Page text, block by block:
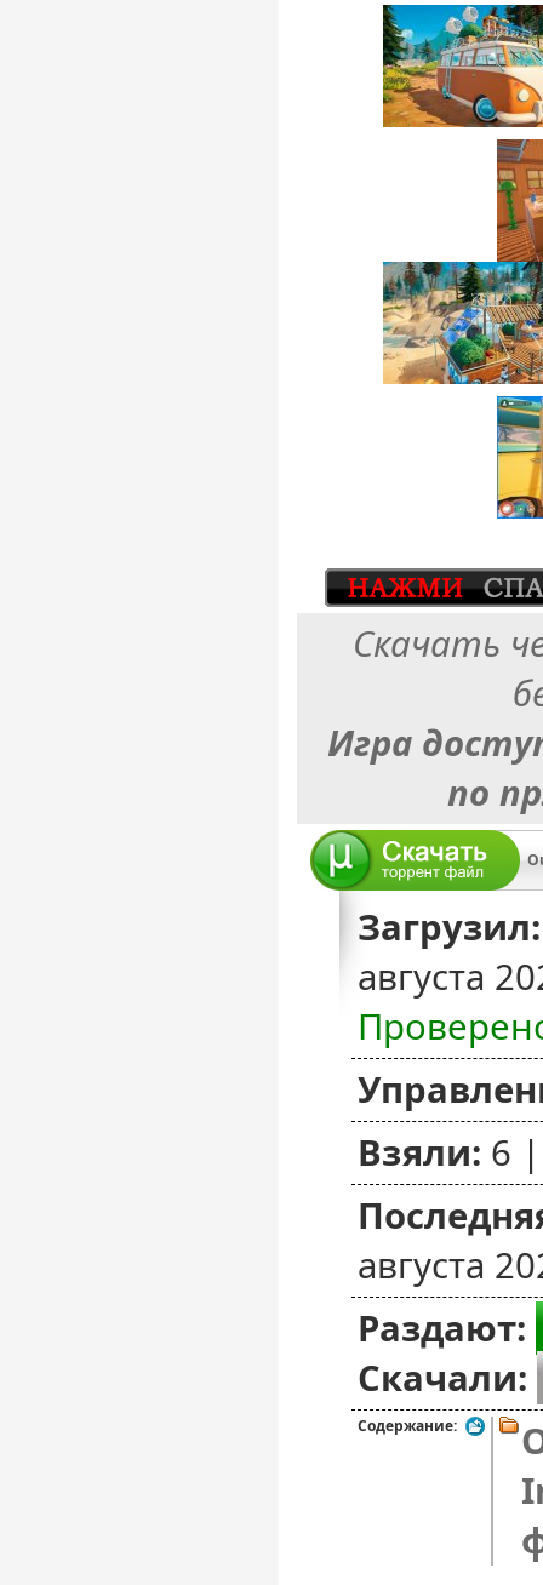
Скачать
Игра
по
Загрузил:
августа
Взяли: 6
августа
Раздают:
Скачали:
Содержание: